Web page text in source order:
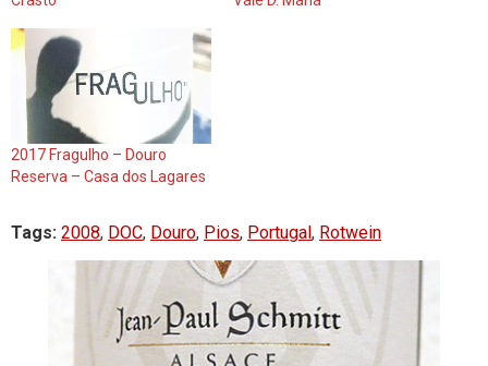
2017 Fragulho – Douro
Reserva – Casa dos Lagares
Tags: 2008, DOC, Douro, Pios, Portugal, Rotwein